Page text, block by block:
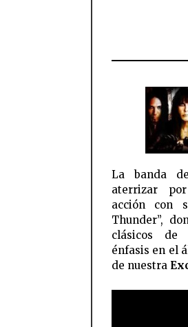
La banda
aterrizar
acción con
Thunder”,
clásicos de
énfasis en el
de nuestra